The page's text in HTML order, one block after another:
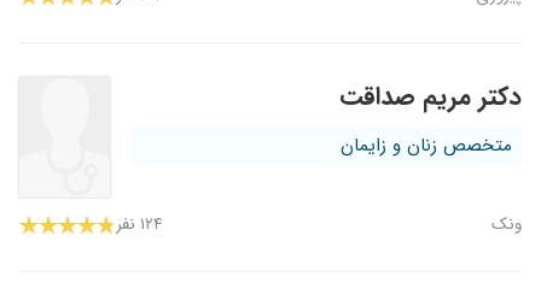
دکتر مریم صداقت
متخصص زنان و زایمان
ونک ۱۲۴ نفر